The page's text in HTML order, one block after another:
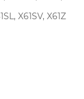
X61SV, X61Z